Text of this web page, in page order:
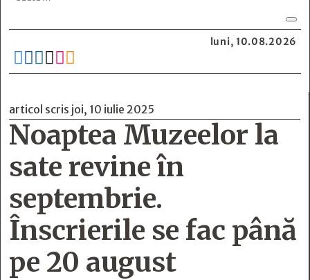
luni, 10.08.2026
     
articol scris joi, 10 iulie 2025
Noaptea Muzeelor la
sate revine în
septembrie.
Înscrierile se fac până
pe 20 august